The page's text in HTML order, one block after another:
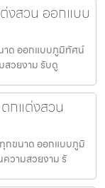
งสวน ออกแบบ
าด ออกแบบภูมิทัศน์
สวยงาม รับดู
กแต่งสวน
กขนาด ออกแบบภูมิ
วามสวยงาม รั